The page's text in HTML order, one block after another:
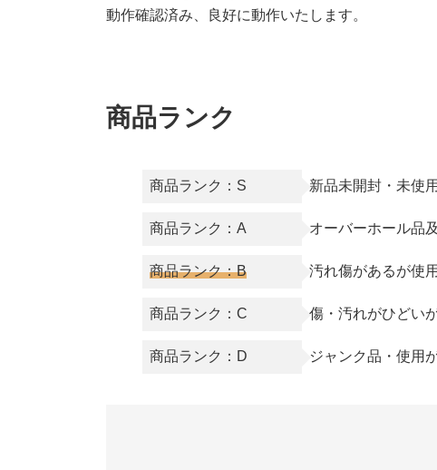
動作確認済み、良好に動作いたします。
商品ランク
商品ランク：S 新品未開封・未使
商品ランク：A オーバーホール品
商品ランク：B 汚れ傷があるが使
商品ランク：C 傷・汚れがひどい
商品ランク：D ジャンク品・使用